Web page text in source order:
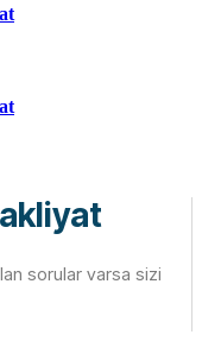
sorular varsa sizi